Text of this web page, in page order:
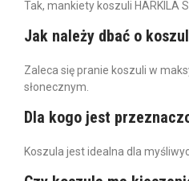
Tak, mankiety koszuli HARKILA
Jak należy dbać o
Zaleca się pranie koszuli w
słonecznym.
Dla kogo jest
Koszula jest idealna dla